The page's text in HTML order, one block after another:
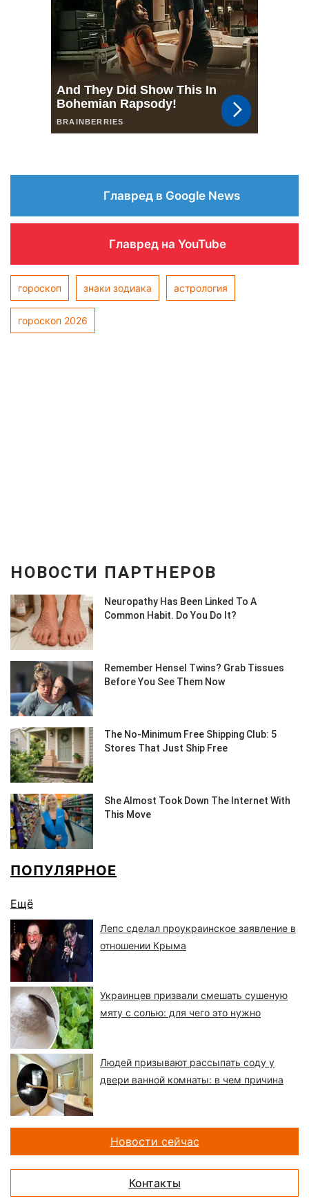
Главред в Google News
Главред на YouTube
гороскоп знаки зодиака астрология
гороскоп 2026
ПОПУЛЯРНОЕ
Ещё
Лепс сделал проукраинское заявление в
отношении Крыма
Украинцев призвали смешать сушеную
мяту с солью: для чего это нужно
Людей призывают рассыпать соду у
двери ванной комнаты: в чем причина
Новости сейчас
Контакты